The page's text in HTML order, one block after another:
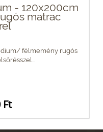
- 120x200cm
matrac
félmemény rugós
Ft